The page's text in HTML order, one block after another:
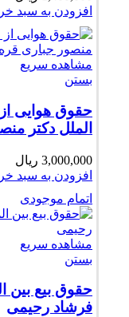
افزودن به سبد
مشاهده سریع
بستن
حقوق هوایی
الملل دکتر
3,000,000 ریال
افزودن به سبد
اتمام موجودی
مشاهده سریع
بستن
حقوق بیع بین
فرشاد رحیمی